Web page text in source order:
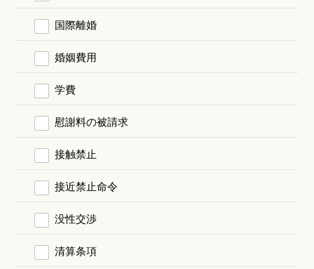
国際離婚
婚姻費用
学費
慰謝料の被請求
接触禁止
接近禁止命令
没性交渉
清算条項